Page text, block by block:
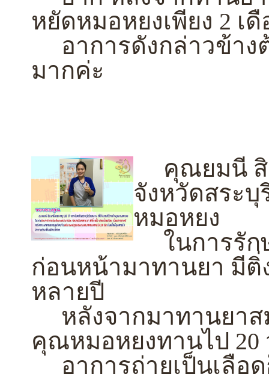
หยัดหมอหยงเพียง 2 เ
อาการดังกล่าวข้าง
มากค่ะ
คุณยมนี สิม
จังหวัดสระ
หมอหยง
ในการรักษ
ก่อนหน้ามาทานยา มีติ่
หลายปี
หลังจากมาทานยาส
คุณหมอหยงทานไป 20
อาการถ่ายเป็นเลือ